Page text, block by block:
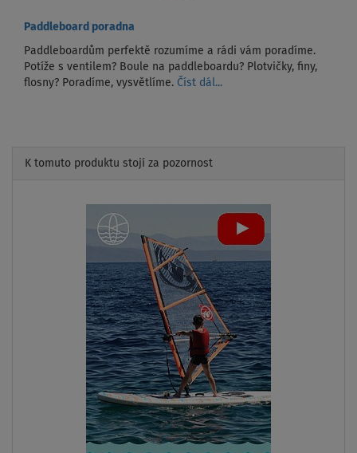
Paddleboard poradna
Paddleboardům perfektě rozumíme a rádi vám poradíme.
Potíže s ventilem? Boule na paddleboardu? Plotvičky, finy,
flosny? Poradíme, vysvětlíme. Číst dál...
K tomuto produktu stojí za pozornost
Previous